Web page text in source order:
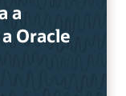
a
Oracle